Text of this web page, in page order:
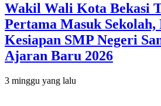
Wakil Wali Kota Bekasi
Pertama Masuk Sekolah,
Kesiapan SMP Negeri
Ajaran Baru 2026
3 minggu yang lalu